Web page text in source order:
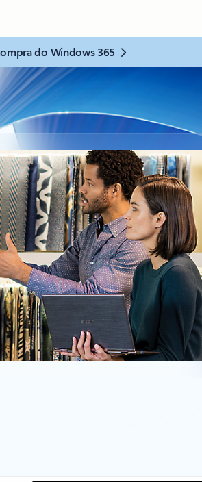
do Windows 365